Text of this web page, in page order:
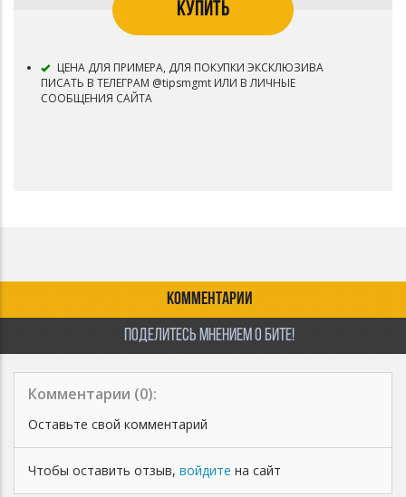
КУПИТЬ
ЦЕНА ДЛЯ ПРИМЕРА, ДЛЯ ПОКУПКИ ЭКСКЛЮЗИВА
ПИСАТЬ В ТЕЛЕГРАМ @tipsmgmt ИЛИ В ЛИЧНЫЕ
СООБЩЕНИЯ САЙТА
КОММЕНТАРИИ
ПОДЕЛИТЕСЬ МНЕНИЕМ О БИТЕ!
Комментарии (0):
Оставьте свой комментарий
Чтобы оставить отзыв, войдите на сайт